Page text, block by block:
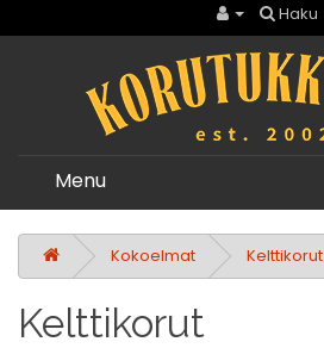
Haku
Menu
Kokoelmat Kelttikorut
Kelttikorut